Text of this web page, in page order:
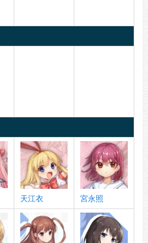
天江衣 宮永照